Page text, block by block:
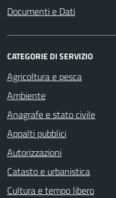
Documenti e Dati
CATEGORIE DI SERVIZIO
Agricoltura e pesca
Ambiente
Anagrafe e stato civile
Appalti pubblici
Autorizzazioni
Catasto e urbanistica
Cultura e tempo libero